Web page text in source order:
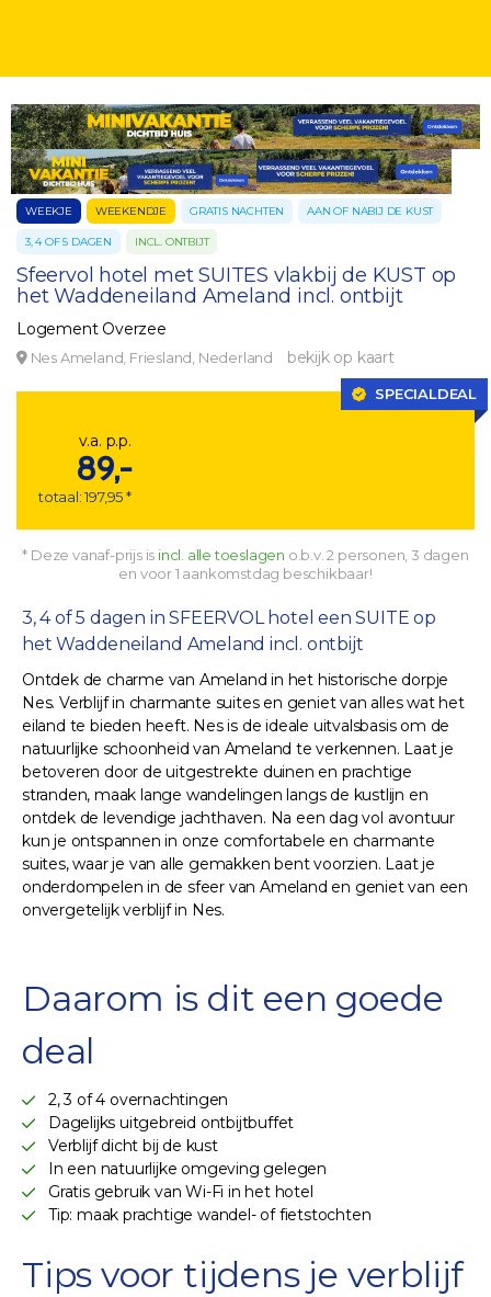
WEEKJE WEEKENDJE GRATIS NACHTEN AAN OF NABIJ DE KUST
3, 4 OF 5 DAGEN INCL. ONTBIJT
Sfeervol hotel met SUITES vlakbij de KUST op
het Waddeneiland Ameland incl. ontbijt
Logement Overzee
Nes Ameland, Friesland, Nederland bekijk op kaart
SPECIALDEAL
v.a. p.p.
89,-
totaal: 197,95 *
* Deze vanaf-prijs is incl. alle toeslagen o.b.v. 2 personen, 3 dagen
en voor 1 aankomstdag beschikbaar!
3, 4 of 5 dagen in SFEERVOL hotel een SUITE op
het Waddeneiland Ameland incl. ontbijt
Ontdek de charme van Ameland in het historische dorpje
Nes. Verblijf in charmante suites en geniet van alles wat het
eiland te bieden heeft. Nes is de ideale uitvalsbasis om de
natuurlijke schoonheid van Ameland te verkennen. Laat je
betoveren door de uitgestrekte duinen en prachtige
stranden, maak lange wandelingen langs de kustlijn en
ontdek de levendige jachthaven. Na een dag vol avontuur
kun je ontspannen in onze comfortabele en charmante
suites, waar je van alle gemakken bent voorzien. Laat je
onderdompelen in de sfeer van Ameland en geniet van een
onvergetelijk verblijf in Nes.
Daarom is dit een goede
deal
2, 3 of 4 overnachtingen
Dagelijks uitgebreid ontbijtbuffet
Verblijf dicht bij de kust
In een natuurlijke omgeving gelegen
Gratis gebruik van Wi-Fi in het hotel
Tip: maak prachtige wandel- of fietstochten
Tips voor tijdens je verblijf